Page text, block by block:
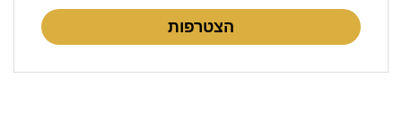
הצטרפות